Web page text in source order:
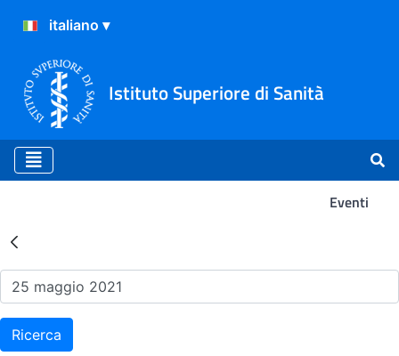
Istituto Superiore di Sanità
Eventi
Risultati della Ricerca -
Ricerca